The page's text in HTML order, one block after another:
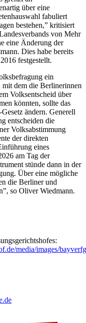
über eine
fabuliert
bestehen,” kritisiert
von Mehr
eine Änderung der
Dies habe bereits
festgestellt.
ein
mit dem die Berlinerinnen
Volksentscheid über
könnten, sollte das
ändern. Generell
entscheiden die
Volksabstimmung
der direkten
eines
am Tag der
stünde dann in der
Über eine mögliche
die Berliner und
so Oliver Wiedmann.
media/images/